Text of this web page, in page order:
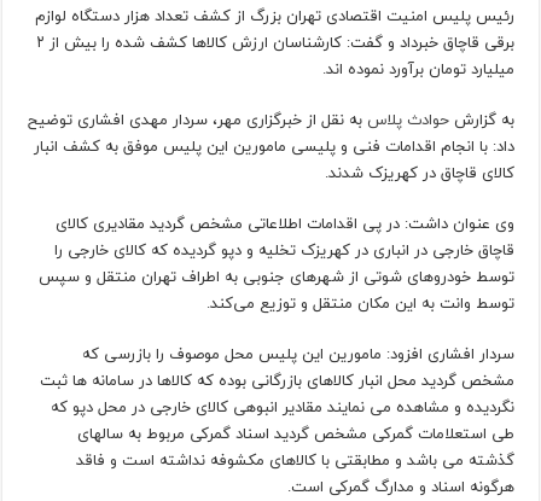
رئیس پلیس امنیت اقتصادی تهران بزرگ از کشف تعداد هزار دستگاه لوازم
برقی قاچاق خبرداد و گفت: کارشناسان ارزش کالاها کشف شده را بیش از ۲
میلیارد تومان برآورد نموده اند.
به گزارشحوادث پلاس به نقل از خبرگزاری مهر، سردار مهدی افشاری توضیح
داد: با انجام اقدامات فنی و پلیسی مامورین این پلیس موفق به کشف انبار
کالای قاچاق در کهریزک شدند.
وی عنوان داشت: در پی اقدامات اطلاعاتی مشخص گردید مقادیری کالای
قاچاق خارجی در انباری در کهریزک تخلیه و دپو گردیده که کالای خارجی را
توسط خودروهای شوتی از شهرهای جنوبی به اطراف تهران منتقل و سپس
توسط وانت به این مکان منتقل و توزیع می‌کند.
سردار افشاری افزود: مامورین این پلیس محل موصوف را بازرسی که
مشخص گردید محل انبار کالاهای بازرگانی بوده که کالاها در سامانه ها ثبت
نگردیده و مشاهده می نمایند مقادیر انبوهی کالای خارجی در محل دپو که
طی استعلامات گمرکی مشخص گردید اسناد گمرکی مربوط به سالهای
گذشته می باشد و مطابقتی با کالاهای مکشوفه نداشته است و فاقد
هرگونه اسناد و مدارگ گمرکی است.